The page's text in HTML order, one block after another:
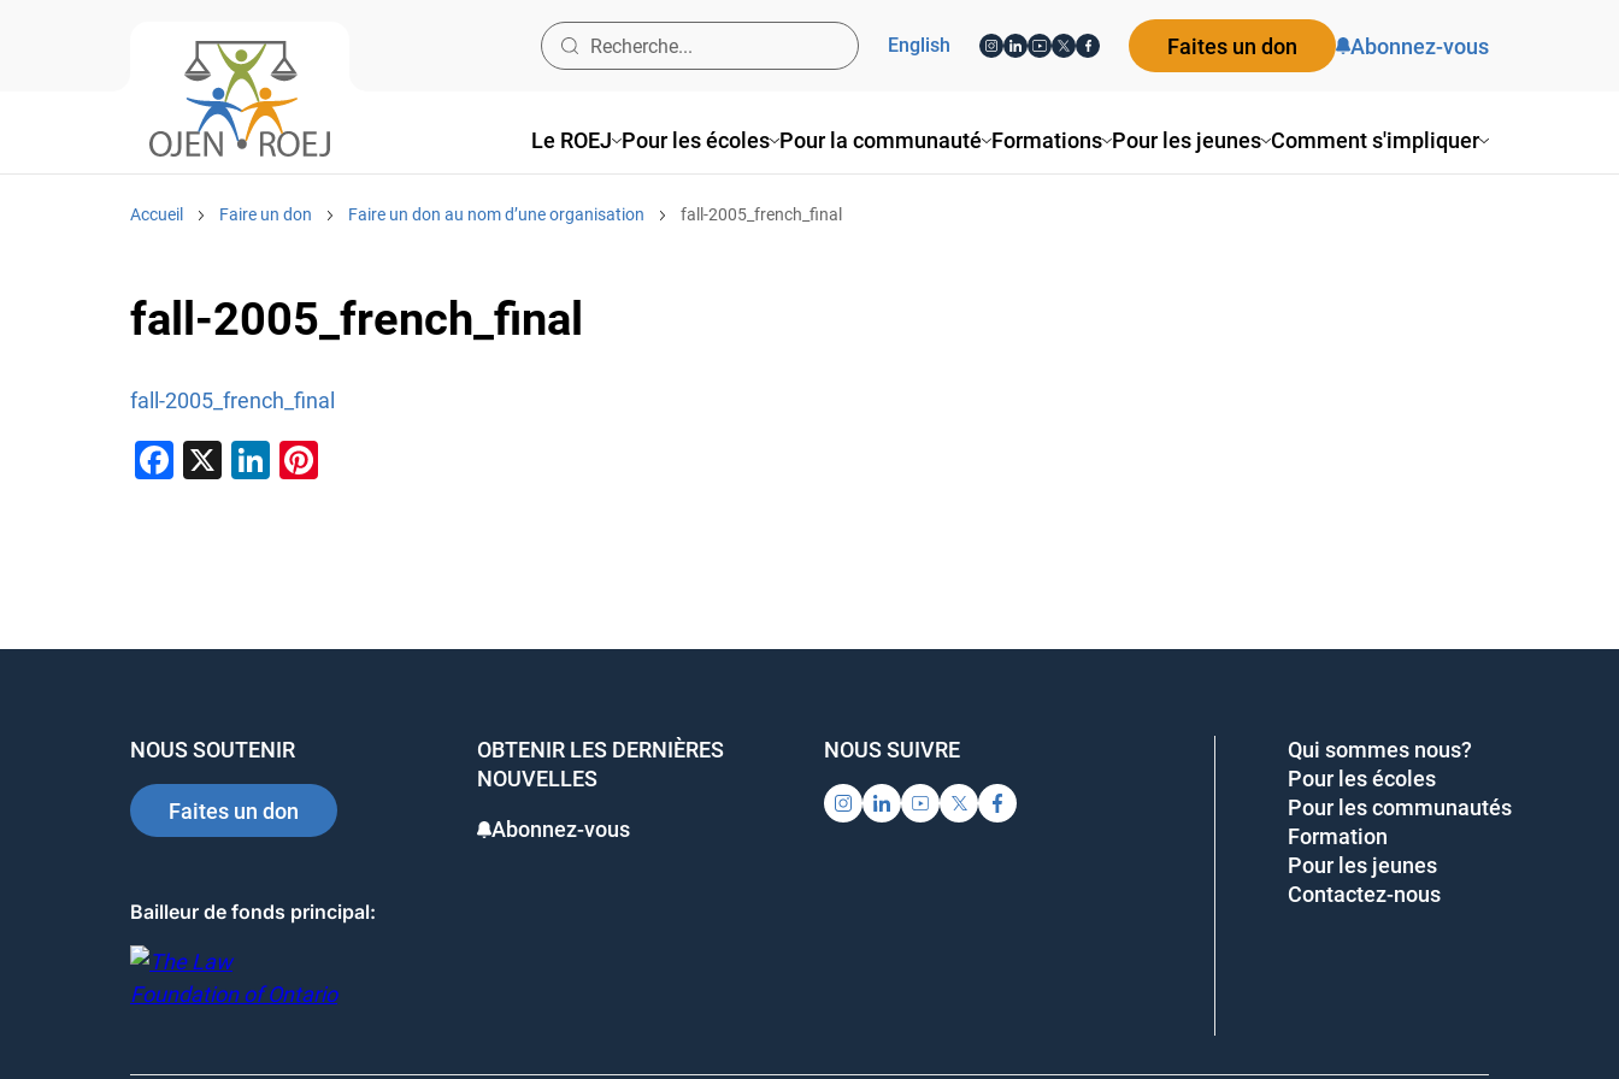
Le ROEJ Pour les écoles Pour la communauté Formations Pour les jeunes Comment s'impliquer
English Faites un don Abonnez-vous
Accueil Faire un don Faire un don au nom d’une organisation fall-2005_french_final
fall-2005_french_final
fall-2005_french_final
F
o
k
X
Li
n
NOUS SOUTENIR
Faites un don
OBTENIR LES DERNIÈRES
NOUVELLES
Abonnez-vous
NOUS SUIVRE
Bailleur de fonds principal:
Qui sommes nous?
Pour les écoles
Pour les communautés
Formation
Pour les jeunes
Contactez-nous